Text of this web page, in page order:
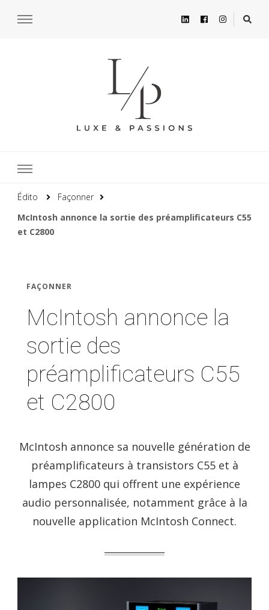
Édito
Façonner
McIntosh annonce la sortie des préamplificateurs C55
et C2800
FAÇONNER
McIntosh annonce la
sortie des
préamplificateurs C55
et C2800
McIntosh annonce sa nouvelle génération de
préamplificateurs à transistors C55 et à
lampes C2800 qui offrent une expérience
audio personnalisée, notamment grâce à la
nouvelle application McIntosh Connect.